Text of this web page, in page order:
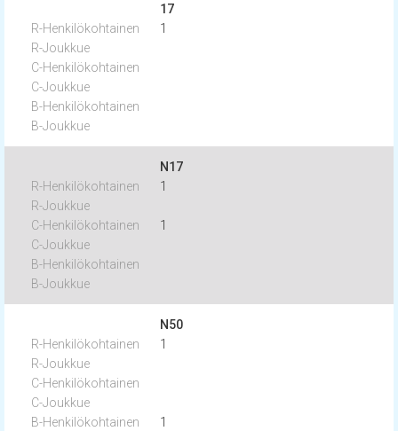
17
1
N17
1
1
N50
1
1